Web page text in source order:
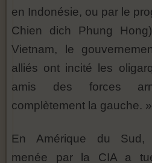
en Indonésie, ou par le
Chien dich Phung
Vietnam, le
alliés ont incité les
amis des forces
complètement la gauche. »
En Amérique du Sud,
menée par la CIA a